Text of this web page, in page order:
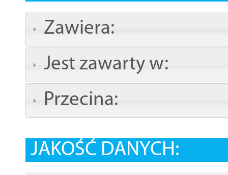
Zawiera:
Jest zawarty w:
Przecina:
JAKOŚĆ DANYCH: